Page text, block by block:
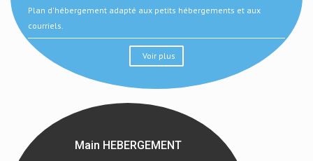
Plan d'hébergement adapté aux petits hébergements et aux
courriels.
Voir plus
Main HEBERGEMENT